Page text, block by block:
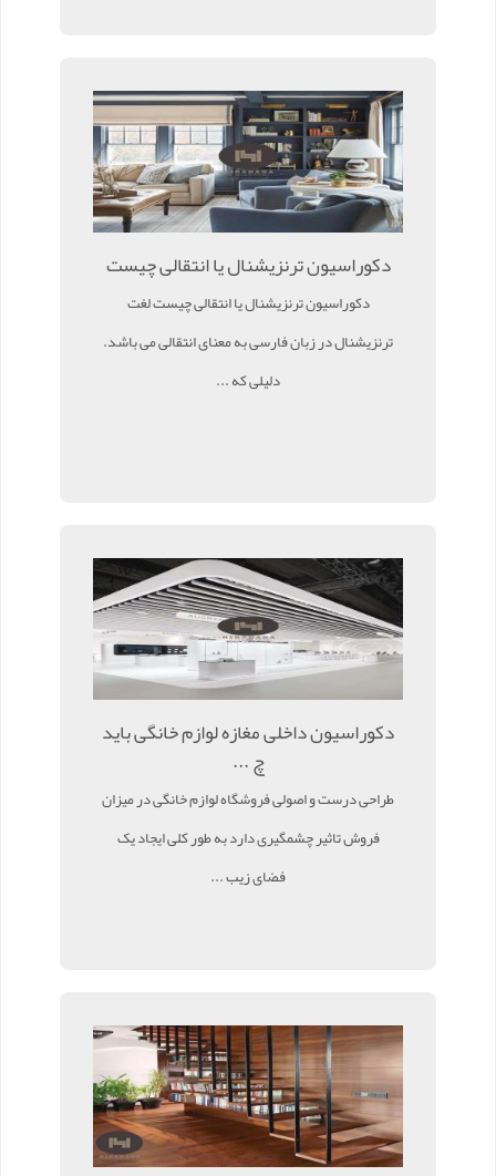
دکوراسیون ترنزیشنال یا انتقالی چیست
دکوراسیون ترنزیشنال یا انتقالی چیست لغت
ترنزیشنال در زبان فارسی به معنای انتقالی می باشد.
دلیلی که ...
دکوراسیون داخلی مغازه لوازم خانگی باید
چ ...
طراحی درست و اصولی فروشگاه لوازم خانگی در میزان
فروش تاثیر چشمگیری دارد به طور کلی ایجاد یک
فضای زیب ...